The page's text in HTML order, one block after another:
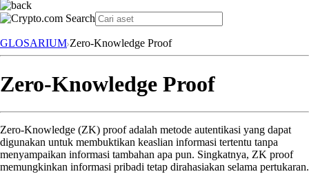
GLOSARIUM Zero-Knowledge Proof
Zero-Knowledge Proof
Zero-Knowledge (ZK) proof adalah metode autentikasi yang dapat
digunakan untuk membuktikan keaslian informasi tertentu tanpa
menyampaikan informasi tambahan apa pun. Singkatnya, ZK proof
memungkinkan informasi pribadi tetap dirahasiakan selama pertukaran.